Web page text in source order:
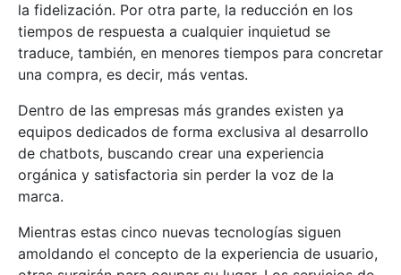
la fidelización. Por otra parte, la reducción en los
tiempos de respuesta a cualquier inquietud se
traduce, también, en menores tiempos para concretar
una compra, es decir, más ventas.
Dentro de las empresas más grandes existen ya
equipos dedicados de forma exclusiva al desarrollo
de chatbots, buscando crear una experiencia
orgánica y satisfactoria sin perder la voz de la
marca.
Mientras estas cinco nuevas tecnologías siguen
amoldando el concepto de la experiencia de usuario,